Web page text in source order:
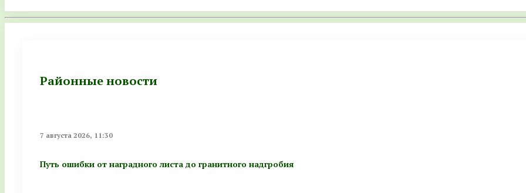
Районные новости
7 августа 2026, 11:30
Путь ошибки от наградного листа до гранитного надгробия